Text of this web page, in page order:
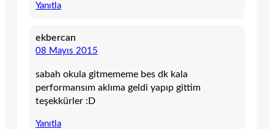
Yanıtla
ekbercan
08 Mayıs 2015
sabah okula gitmememe bes dk kala
performansım aklıma geldi yapıp gittim
teşekkürler :D
Yanıtla